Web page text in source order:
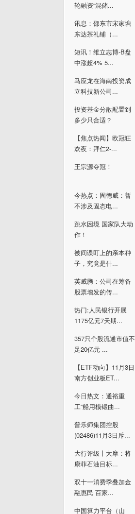
轮融资“混储...
讯息：邵东市宋家塘
东达茶礼铺（...
短讯！维立志博-B盘
中涨超4% 5...
马应龙在海南投资成
立科技新公司...
投资基金分散配置到
多少只合适？
【焦点热闻】欧冠狂
欢夜：拜仁2-...
王宗源夺冠！
今热点：固德威：暂
不涉及固态电...
跳水困境 国家队大动
作！
被间谍盯上的亲本种
子，究竟是什...
英威腾：公司在筹备
股票增发的传...
热门:人民银行开展
1175亿元7天期...
357只个股流通市值不
足20亿元 ...
【ETF动向】11月3日
南方创业板ET...
今日热文：通裕重
工“船用模锻曲...
普乐师集团控股
(02486)11月3日斥...
大行评级丨大摩：将
康菲石油目标...
双十一消费季叠加金
融惠民 百家...
中国算力平台（山